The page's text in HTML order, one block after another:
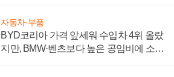
자동차·부품
BYD코리아 가격 앞세워 수입차 4위 올랐
지만, BMW·벤츠보다 높은 공임비에 소비